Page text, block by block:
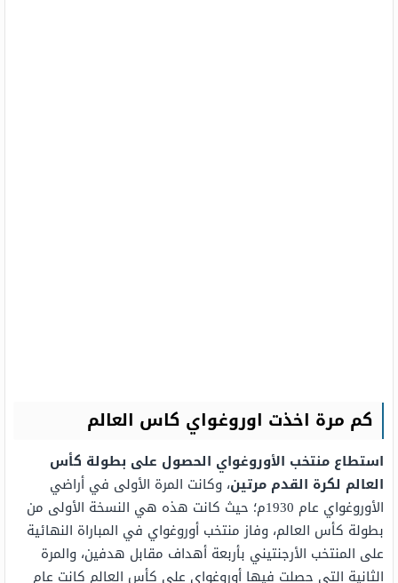
كم مرة اخذت اوروغواي كاس العالم
استطاع منتخب الأوروغواي الحصول على بطولة كأس
العالم لكرة القدم مرتين، وكانت المرة الأولى في أراضي
الأوروغواي عام 1930م؛ حيث كانت هذه هي النسخة الأولى من
بطولة كأس العالم، وفاز منتخب أوروغواي في المباراة النهائية
على المنتخب الأرجنتيني بأربعة أهداف مقابل هدفين، والمرة
الثانية التي حصلت فيها أوروغواي على كأس العالم كانت عام